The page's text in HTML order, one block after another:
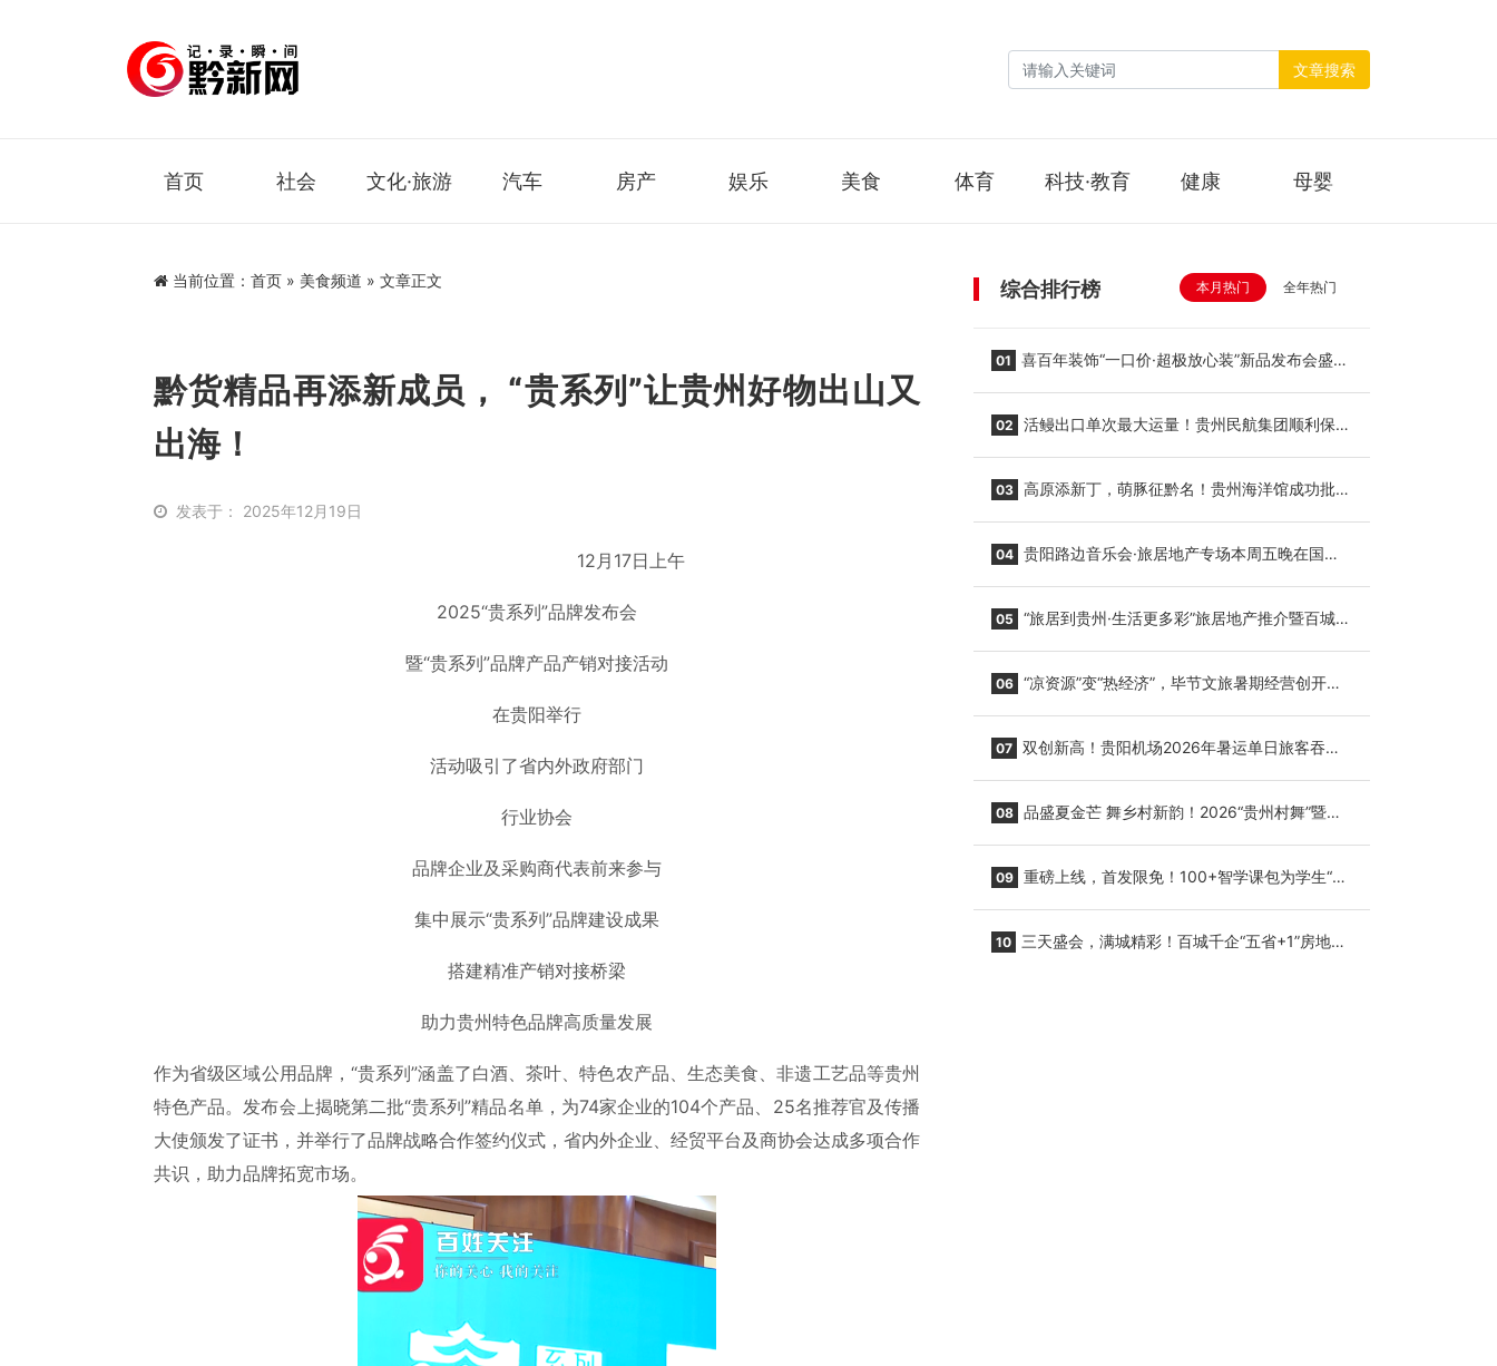
文章搜索
首页 社会 文化·旅游 汽车 房产 娱乐 美食 体育 科技·教育 健康 母婴
当前位置： 首页 » 美食频道 » 文章正文
黔货精品再添新成员， “贵系列”让贵州好物出山又
出海！
发表于： 2025年12月19日
12月17日上午
2025“贵系列”品牌发布会
暨“贵系列”品牌产品产销对接活动
在贵阳举行
活动吸引了省内外政府部门
行业协会
品牌企业及采购商代表前来参与
集中展示“贵系列”品牌建设成果
搭建精准产销对接桥梁
助力贵州特色品牌高质量发展
作为省级区域公用品牌，“贵系列”涵盖了白酒、茶叶、特色农产品、生态美食、非遗工艺品等贵州
特色产品。发布会上揭晓第二批“贵系列”精品名单，为74家企业的104个产品、25名推荐官及传播
大使颁发了证书，并举行了品牌战略合作签约仪式，省内外企业、经贸平台及商协会达成多项合作
共识，助力品牌拓宽市场。
综合排行榜 本月热门 全年热门
01 喜百年装饰“一口价·超极放心装”新品发布会盛大
02 活鳗出口单次最大运量！贵州民航集团顺利保障
03 高原添新丁，萌豚征黔名！贵州海洋馆成功批量
04 贵阳路边音乐会·旅居地产专场本周五晚在国际
05 “旅居到贵州·生活更多彩”旅居地产推介暨百城千
06 “凉资源”变“热经济”，毕节文旅暑期经营创开门
07 双创新高！贵阳机场2026年暑运单日旅客吞吐
08 品盛夏金芒 舞乡村新韵！2026“贵州村舞”暨望
09 重磅上线，首发限免！100+智学课包为学生“精
10 三天盛会，满城精彩！百城千企“五省+1”房地产